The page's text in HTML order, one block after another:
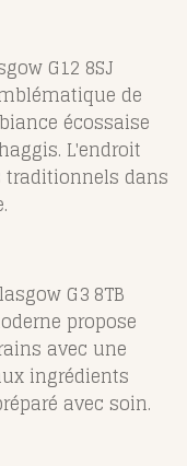
G12 8SJ
de
écossaise
L'endroit
traditionnels dans
G3 8TB
propose
avec une
ingrédients
avec soin.